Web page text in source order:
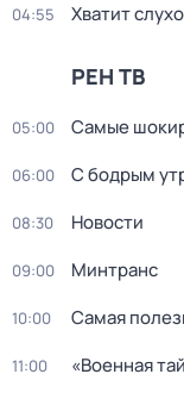
04:55 Хватит
РЕН ТВ
05:00 Самые
06:00 С бодрым
08:30 Новости
09:00 Минтранс
10:00 Самая
11:00 «Военная